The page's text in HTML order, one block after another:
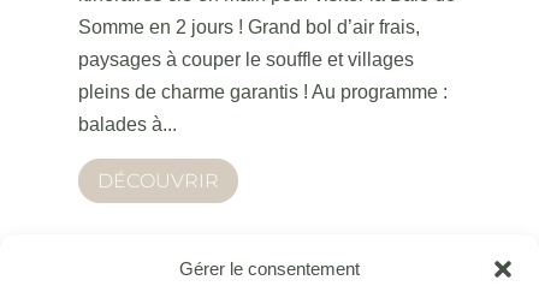
Gérer le consentement
Somme en 2 jours ! Grand bol d’air frais,
paysages à couper le souffle et villages
pleins de charme garantis ! Au programme :
balades à...
DÉCOUVRIR